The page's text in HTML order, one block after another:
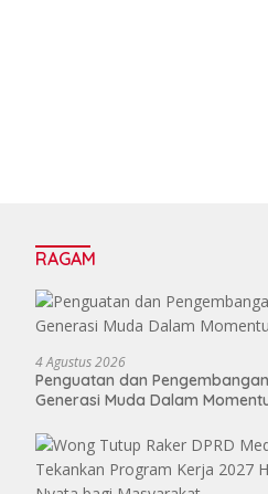
RAGAM
4 Agustus 2026
Penguatan dan
Generasi Muda Dalam